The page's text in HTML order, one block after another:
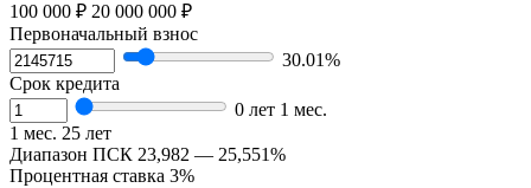
100 000 ₽ 20 000 000 ₽
Первоначальный взнос
30.01%
Срок кредита
0 лет 1 мес.
1 мес. 25 лет
Диапазон ПСК 23,982 — 25,551%
Процентная ставка 3%